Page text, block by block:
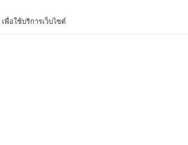
เพื่อใช้บริการเว็บไซต์